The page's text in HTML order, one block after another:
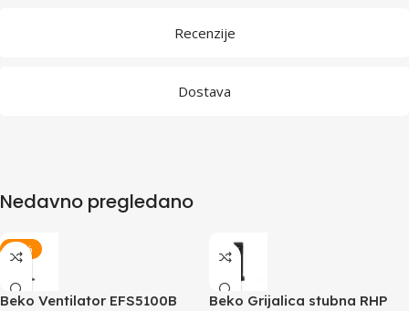
Recenzije
Dostava
Nedavno pregledano
-15%
Beko Ventilator EFS5100B
Beko Grijalica stubna RHP